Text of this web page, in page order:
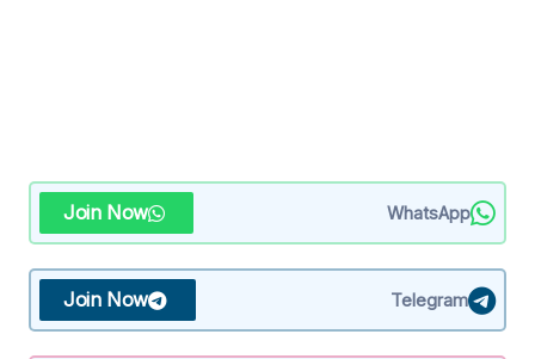
WhatsApp
Join Now
Telegram
Join Now